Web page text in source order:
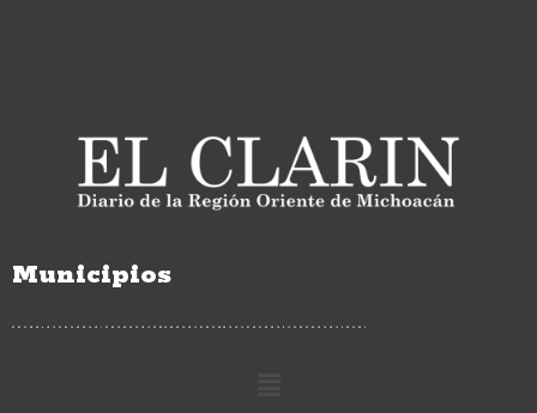
Municipios